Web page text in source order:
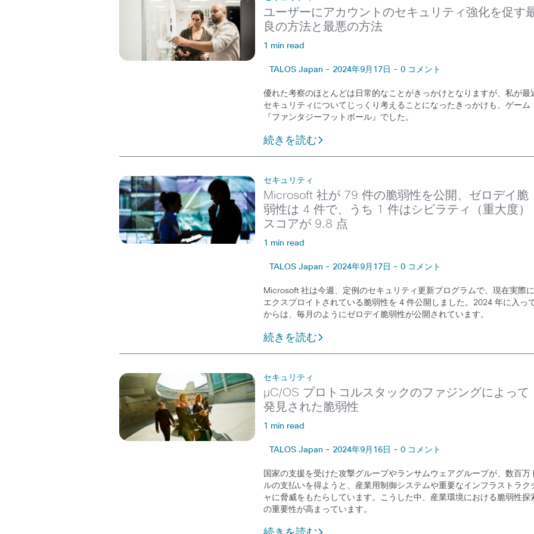
ユーザーにアカウントのセキュリティ強化を促す
良の方法と最悪の方法
1 min read
TALOS Japan - 2024年9月17日 - 0 コメント
優れた考察のほとんどは日常的なことがきっかけとなりますが、私が最
セキュリティについてじっくり考えることになったきっかけも、ゲーム
『ファンタジーフットボール』でした。
続きを読む
セキュリティ
Microsoft 社が 79 件の脆弱性を公開、ゼロデイ脆
弱性は 4 件で、うち 1 件はシビラティ（重大度）
スコアが 9.8 点
1 min read
TALOS Japan - 2024年9月17日 - 0 コメント
Microsoft 社は今週、定例のセキュリティ更新プログラムで、現在実際
エクスプロイトされている脆弱性を 4 件公開しました。2024 年に入っ
からは、毎月のようにゼロデイ脆弱性が公開されています。
続きを読む
セキュリティ
µC/OS プロトコルスタックのファジングによって
発見された脆弱性
1 min read
TALOS Japan - 2024年9月16日 - 0 コメント
国家の支援を受けた攻撃グループやランサムウェアグループが、数百万
ルの支払いを得ようと、産業用制御システムや重要なインフラストラク
ャに脅威をもたらしています。こうした中、産業環境における脆弱性探
の重要性が高まっています。